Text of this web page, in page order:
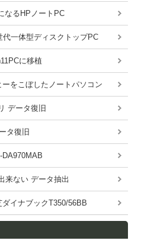
なるHPノートPC
一体型ディスクトップPC
に移植
をこぼしたノートパソコン
データ復旧
タ復旧
来ない データ抽出
イナブックT350/56BB